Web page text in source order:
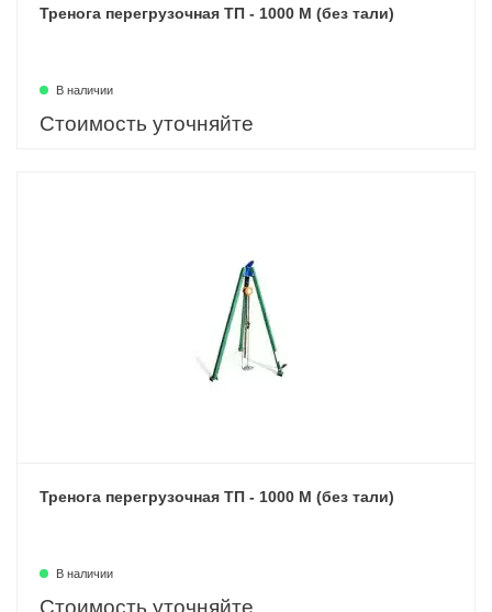
Тренога перегрузочная ТП - 1000 М (без тали)
В наличии
Стоимость уточняйте
Тренога перегрузочная ТП - 1000 М (без тали)
В наличии
Стоимость уточняйте